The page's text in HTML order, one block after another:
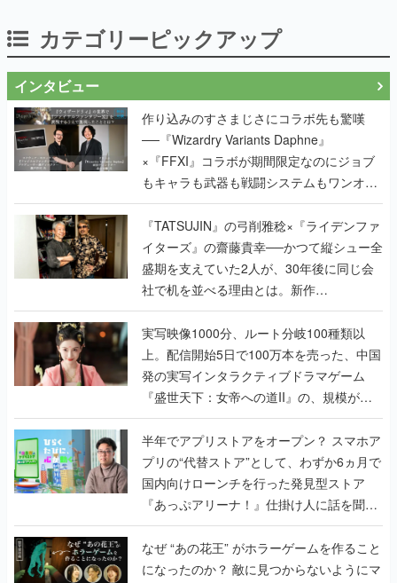
カテゴリーピックアップ
インタビュー
作り込みのすさまじさにコラボ先も驚嘆
──『Wizardry Variants Daphne』
×『FFXI』コラボが期間限定なのにジョブ
もキャラも武器も戦闘システムもワンオフ
で作り込まれた理由を両ディレクターに聞
く
『TATSUJIN』の弓削雅稔×『ライデンファ
イターズ』の齋藤貴幸──かつて縦シュー全
盛期を支えていた2人が、30年後に同じ会
社で机を並べる理由とは。新作
『TATSUJIN EXTREME』で初タッグを組
んだレジェンド2人に訊く開発秘話
実写映像1000分、ルート分岐100種類以
上。配信開始5日で100万本を売った、中国
発の実写インタラクティブドラマゲーム
『盛世天下：女帝への道II』の、規模が違
うこだわりをプロデューサーに聞いた
半年でアプリストアをオープン？ スマホア
プリの“代替ストア”として、わずか6ヵ月で
国内向けローンチを行った発見型ストア
『あっぷアリーナ！』仕掛け人に話を聞い
てみた
なぜ “あの花王” がホラーゲームを作ること
になったのか？ 敵に見つからないようにマ